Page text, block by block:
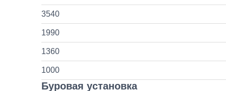
3540
1990
1360
1000
Буровая установка